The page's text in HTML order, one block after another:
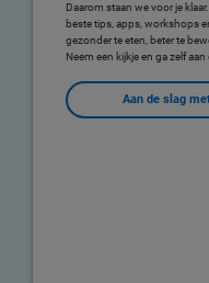
Daarom staan we voor je
beste tips, apps, workshops
gezonder te eten, beter te
Neem een kijkje en ga zelf
Aan de slag